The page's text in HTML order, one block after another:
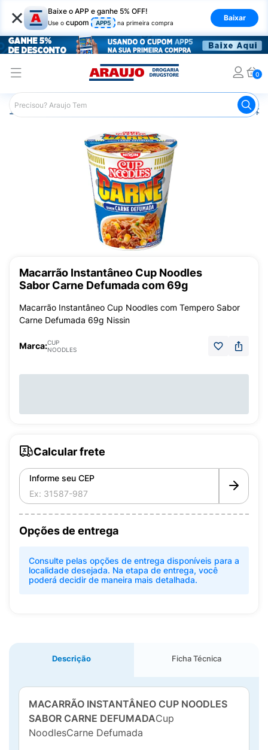
× Baixe o APP e ganhe 5% OFF!
Use o cupom APP5 na primeira compra
Baixar
0
Araujo Mercado Macarrão Instantâneo
Macarrão Instantâneo Cup Noodles
Sabor Carne Defumada com 69g
Macarrão Instantâneo Cup Noodles com Tempero Sabor
Carne Defumada 69g Nissin
Marca:CUP
NOODLES
Calcular frete
Informe seu CEP
Opções de entrega
Consulte pelas opções de entrega disponíveis para a
localidade desejada. Na etapa de entrega, você
poderá decidir de maneira mais detalhada.
Descrição Ficha Técnica
MACARRÃO INSTANTÂNEO CUP NOODLES
SABOR CARNE DEFUMADACup
NoodlesCarne Defumada